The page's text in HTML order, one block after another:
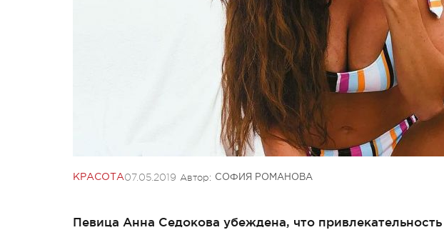
КРАСОТА07.05.2019 Автор: СОФИЯ РОМАНОВА
Певица Анна Седокова убеждена, что